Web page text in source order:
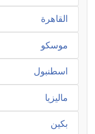
القاهرة
موسكو
اسطنبول
ماليزيا
بكين